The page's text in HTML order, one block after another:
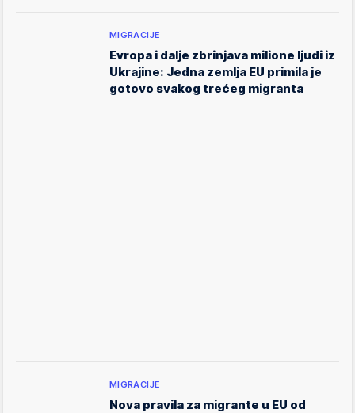
MIGRACIJE
Evropa i dalje zbrinjava milione ljudi iz
Ukrajine: Jedna zemlja EU primila je
gotovo svakog trećeg migranta
MIGRACIJE
Nova pravila za migrante u EU od